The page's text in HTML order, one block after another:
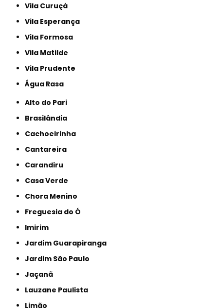
Vila Curuçá
Vila Esperança
Vila Formosa
Vila Matilde
Vila Prudente
Água Rasa
Alto do Pari
Brasilândia
Cachoeirinha
Cantareira
Carandiru
Casa Verde
Chora Menino
Freguesia do Ó
Imirim
Jardim Guarapiranga
Jardim São Paulo
Jaçanã
Lauzane Paulista
Limão